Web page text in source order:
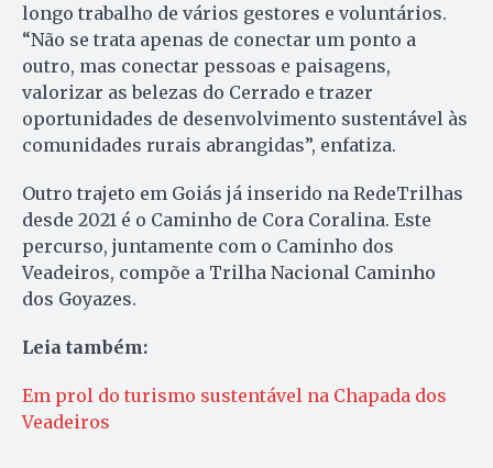
longo trabalho de vários gestores e voluntários.
“Não se trata apenas de conectar um ponto a
outro, mas conectar pessoas e paisagens,
valorizar as belezas do Cerrado e trazer
oportunidades de desenvolvimento sustentável às
comunidades rurais abrangidas”, enfatiza.
Outro trajeto em Goiás já inserido na RedeTrilhas
desde 2021 é o Caminho de Cora Coralina. Este
percurso, juntamente com o Caminho dos
Veadeiros, compõe a Trilha Nacional Caminho
dos Goyazes.
Leia também:
Em prol do turismo sustentável na Chapada dos
Veadeiros